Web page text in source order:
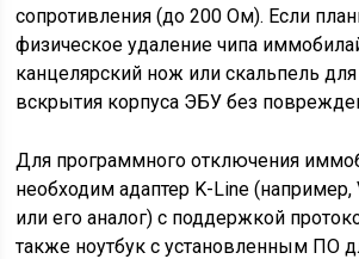
сопротивления (до 200 Ом). Если
физическое удаление чипа
канцелярский нож или скальпель для
вскрытия корпуса ЭБУ без
Для программного отключения
необходим адаптер K-Line (например,
или его аналог) с поддержкой
также ноутбук с установленным ПО